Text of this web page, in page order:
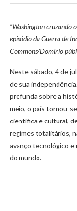
“Washington cruzando
episódio da Guerra de
Commons/Domínio
Neste sábado, 4 de
de sua
profunda sobre a
meio, o país tornou-
científica e cultural,
regimes totalitários,
avanço tecnológico e
do mundo.